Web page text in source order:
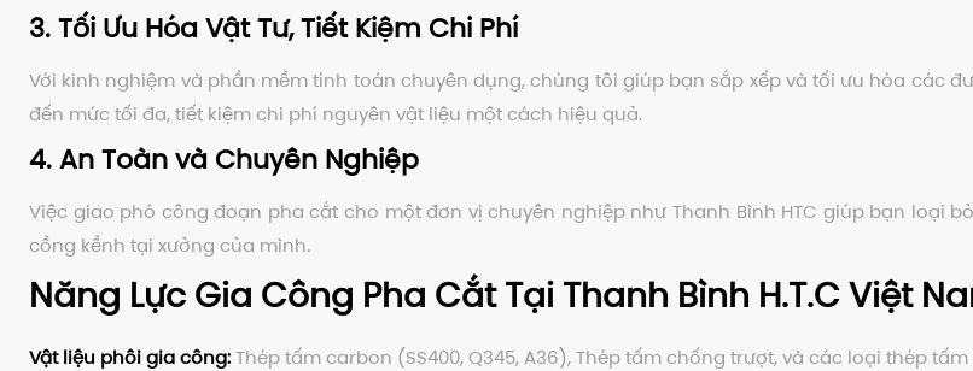
3. Tối Ưu Hóa Vật Tư, Tiết Kiệm Chi Phí
Với kinh nghiệm và phần mềm tính toán chuyên dụng, chúng tôi giúp bạn sắp xếp và tối ưu hóa các
đến mức tối đa, tiết kiệm chi phí nguyên vật liệu một cách hiệu quả.
4. An Toàn và Chuyên Nghiệp
Việc giao phó công đoạn pha cắt cho một đơn vị chuyên nghiệp như Thanh Bình HTC giúp bạn loại
cồng kềnh tại xưởng của mình.
Năng Lực Gia Công Pha Cắt Tại Thanh Bình H.T.C Việt
Vật liệu phôi gia công:Thép tấm carbon (SS400, Q345, A36), Thép tấm chống trượt, và các loại thép tấm